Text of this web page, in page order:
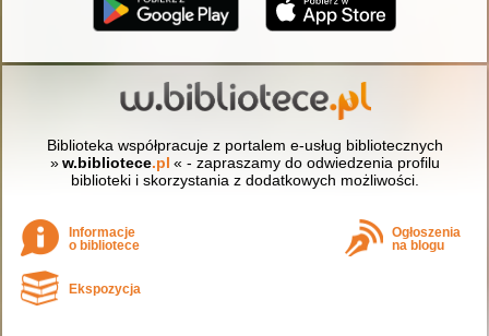
Biblioteka współpracuje z portalem e-usług bibliotecznych
» w.bibliotece.pl « - zapraszamy do odwiedzenia profilu
biblioteki i skorzystania z dodatkowych możliwości.
Informacje
o bibliotece
Ogłoszenia
na blogu
Ekspozycja